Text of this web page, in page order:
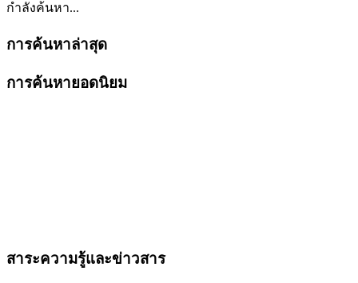
กำลังค้นหา...
การค้นหาล่าสุด
การค้นหายอดนิยม
สาระความรู้และข่าวสาร